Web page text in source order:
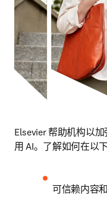
Elsevier 帮助机构以
用 AI。了解如何在以
可信赖内容